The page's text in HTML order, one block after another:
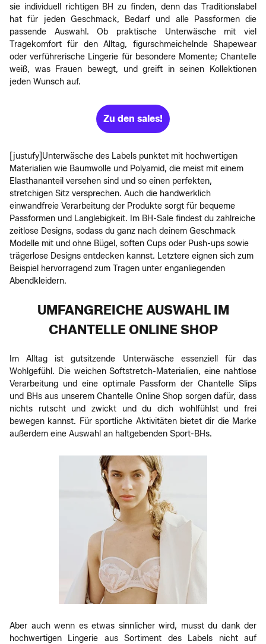
sie individuell richtigen BH zu finden, denn das Traditionslabel
hat für jeden Geschmack, Bedarf und alle Passformen die
passende Auswahl. Ob praktische Unterwäsche mit viel
Tragekomfort für den Alltag, figurschmeichelnde Shapewear
oder verführerische Lingerie für besondere Momente; Chantelle
weiß, was Frauen bewegt, und greift in seinen Kollektionen
jeden Wunsch auf.
Zu den sales!
[justufy]Unterwäsche des Labels punktet mit hochwertigen
Materialien wie Baumwolle und Polyamid, die meist mit einem
Elasthananteil versehen sind und so einen perfekten,
stretchigen Sitz versprechen. Auch die handwerklich
einwandfreie Verarbeitung der Produkte sorgt für bequeme
Passformen und Langlebigkeit. Im BH-Sale findest du zahlreiche
zeitlose Designs, sodass du ganz nach deinem Geschmack
Modelle mit und ohne Bügel, soften Cups oder Push-ups sowie
trägerlose Designs entdecken kannst. Letztere eignen sich zum
Beispiel hervorragend zum Tragen unter enganliegenden
Abendkleidern.
UMFANGREICHE AUSWAHL IM
CHANTELLE ONLINE SHOP
Im Alltag ist gutsitzende Unterwäsche essenziell für das
Wohlgefühl. Die weichen Softstretch-Materialien, eine nahtlose
Verarbeitung und eine optimale Passform der Chantelle Slips
und BHs aus unserem Chantelle Online Shop sorgen dafür, dass
nichts rutscht und zwickt und du dich wohlfühlst und frei
bewegen kannst. Für sportliche Aktivitäten bietet dir die Marke
außerdem eine Auswahl an haltgebenden Sport-BHs.
Aber auch wenn es etwas sinnlicher wird, musst du dank der
hochwertigen Lingerie aus Sortiment des Labels nicht auf